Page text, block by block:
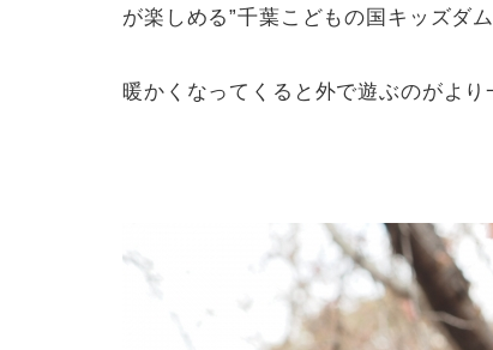
が楽しめる”千葉こどもの国キッズダム
暖かくなってくると外で遊ぶのがより